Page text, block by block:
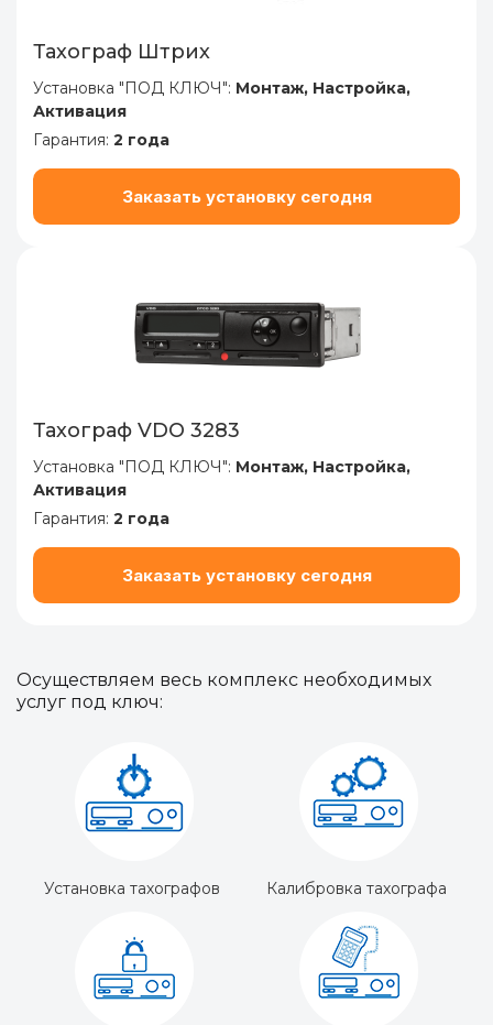
Тахограф Штрих
Установка "ПОД КЛЮЧ": Монтаж, Настройка,
Активация
Гарантия: 2 года
Заказать установку сегодня
Тахограф VDO 3283
Установка "ПОД КЛЮЧ": Монтаж, Настройка,
Активация
Гарантия: 2 года
Заказать установку сегодня
Осуществляем весь комплекс необходимых
услуг под ключ:
Установка тахографов Калибровка тахографа